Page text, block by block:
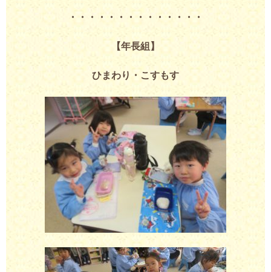
・・・・・・・・・・・・・・
【年長組】
ひまわり・こすもす